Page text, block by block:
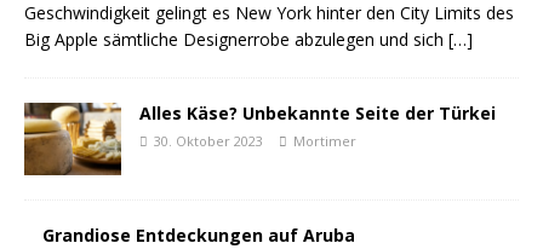
Geschwindigkeit gelingt es New York hinter den City Limits des
Big Apple sämtliche Designerrobe abzulegen und sich […]
Alles Käse? Unbekannte Seite der Türkei
30. Oktober 2023 Mortimer
Grandiose Entdeckungen auf Aruba